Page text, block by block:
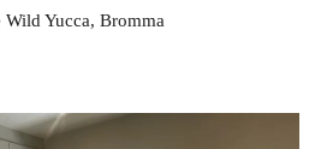
Yucca, Bromma